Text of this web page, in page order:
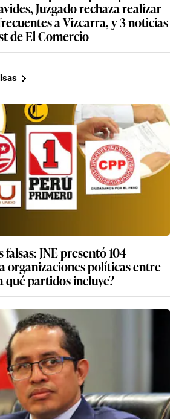
Juzgado rechaza realizar
a Vizcarra, y 3 noticias
de El Comercio
JNE presentó 104
organizaciones políticas entre
qué partidos incluye?